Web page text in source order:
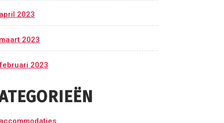
april 2023
maart 2023
2023
accommodaties